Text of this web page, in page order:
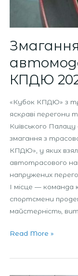
КПДЮ
«Кубок КПДЮ» з
яскраві перегони
Київського
змагання з
КПДЮ», у яких
автотрасового
напружених
І місце —
спортсмени
майстерність,
Read More »